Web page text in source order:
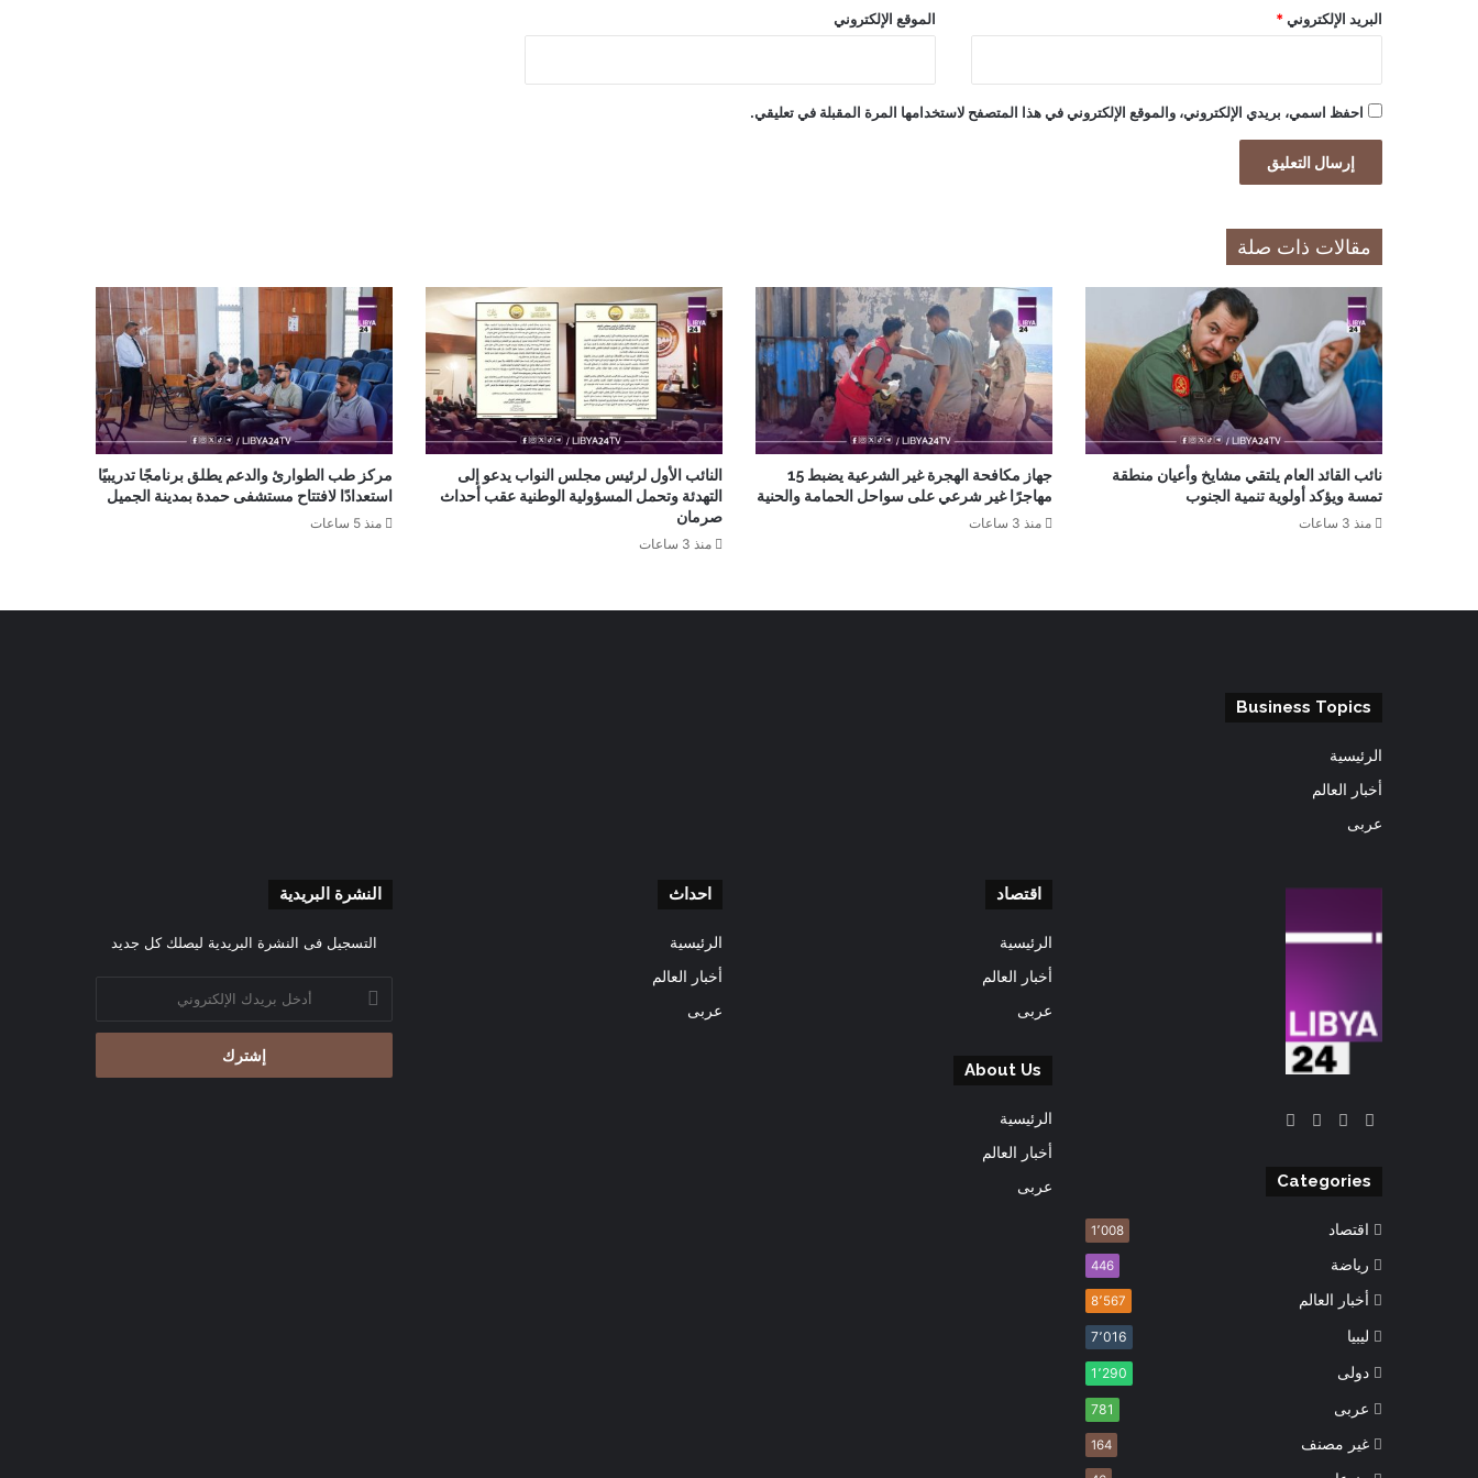
البريد الإلكتروني * الموقع الإلكتروني
احفظ اسمي، بريدي الإلكتروني، والموقع الإلكتروني في هذا المتصفح لاستخدامها المرة المقبلة في تعليقي.
مقالات ذات صلة
نائب القائد العام يلتقي مشايخ وأعيان منطقة
تمسة ويؤكد أولوية تنمية الجنوب
منذ 3 ساعات
جهاز مكافحة الهجرة غير الشرعية يضبط 15
مهاجرًا غير شرعي على سواحل الحمامة والحنية
منذ 3 ساعات
النائب الأول لرئيس مجلس النواب يدعو إلى
التهدئة وتحمل المسؤولية الوطنية عقب أحداث
صرمان
منذ 3 ساعات
مركز طب الطوارئ والدعم يطلق برنامجًا تدريبيًا
استعدادًا لافتتاح مستشفى حمدة بمدينة الجميل
منذ 5 ساعات
Business Topics
الرئيسية
أخبار العالم
عربى
فيسبوك
‫X
‫YouTube
Categories
اقتصاد 1٬008
رياضة 446
أخبار العالم 8٬567
ليبيا 7٬016
دولى 1٬290
عربى 781
غير مصنف 164
اقتصاد
الرئيسية
أخبار العالم
عربى
About Us
الرئيسية
أخبار العالم
عربى
احداث
الرئيسية
أخبار العالم
عربى
النشرة البريدية
التسجيل فى النشرة البريدية ليصلك كل جديد
أدخل
بريدك
الإلكتروني